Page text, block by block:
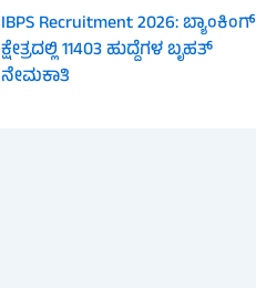
IBPS Recruitment 2026: ಬ್ಯಾಂಕಿಂಗ್
ಕ್ಷೇತ್ರದಲ್ಲಿ 11403 ಹುದ್ದೆಗಳ ಬೃಹತ್
ನೇಮಕಾತಿ